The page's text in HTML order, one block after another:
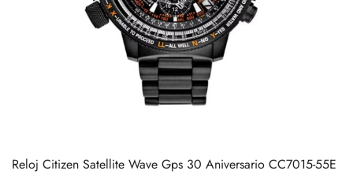
Reloj Citizen Satellite Wave Gps 30 Aniversario CC7015-55E